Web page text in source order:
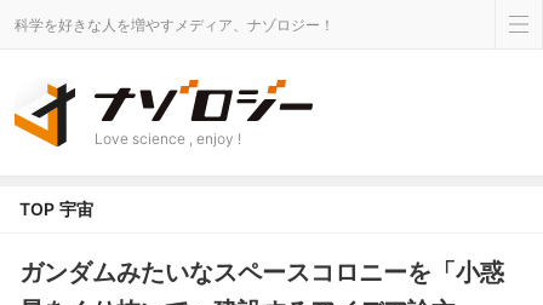
科学を好きな人を増やすメディア、ナゾロジー！
Love science , enjoy !
TOP 宇宙
ガンダムみたいなスペースコロニーを「小惑